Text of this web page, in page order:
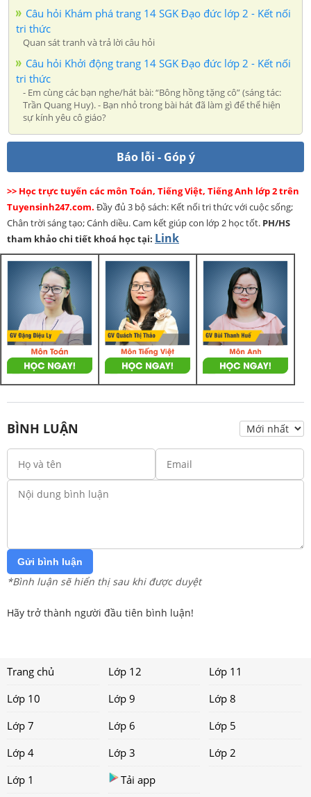
Câu hỏi Khám phá trang 14 SGK Đạo đức lớp 2 - Kết nối
tri thức
Quan sát tranh và trả lời câu hỏi
Câu hỏi Khởi động trang 14 SGK Đạo đức lớp 2 - Kết nối
tri thức
- Em cùng các bạn nghe/hát bài: “Bông hồng tặng cô” (sáng tác:
Trần Quang Huy). - Bạn nhỏ trong bài hát đã làm gì để thể hiện
sự kính yêu cô giáo?
Báo lỗi - Góp ý
>> Học trực tuyến các môn Toán, Tiếng Việt, Tiếng Anh lớp 2 trên
Tuyensinh247.com. Đầy đủ 3 bộ sách: Kết nối tri thức với cuộc sống;
Chân trời sáng tạo; Cánh diều. Cam kết giúp con lớp 2 học tốt. PH/HS
tham khảo chi tiết khoá học tại: Link
BÌNH LUẬN
Gửi bình luận
*Bình luận sẽ hiển thị sau khi được duyệt
Hãy trở thành người đầu tiên bình luận!
Trang chủ Lớp 12
Lớp 11
Lớp 10
Lớp 9
Lớp 8
Lớp 7
Lớp 6
Lớp 5
Lớp 4
Lớp 3
Lớp 2
Lớp 1
Tải app